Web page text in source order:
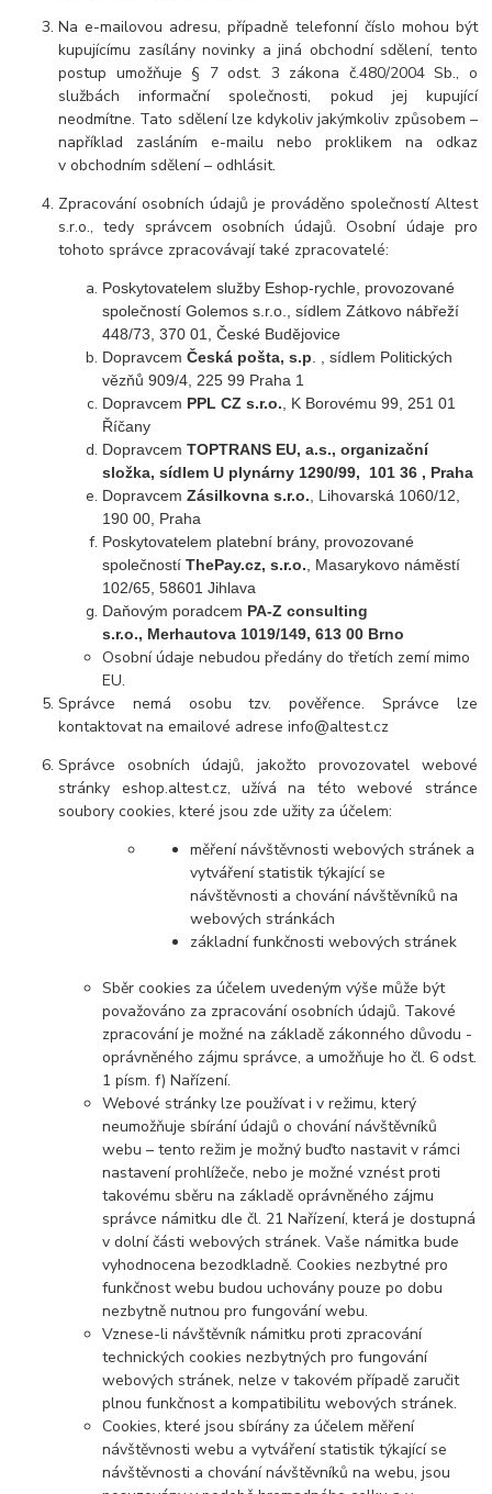
Na e-mailovou adresu, případně telefonní číslo mohou být
kupujícímu zasílány novinky a jiná obchodní sdělení, tento
postup umožňuje § 7 odst. 3 zákona č.480/2004 Sb., o
službách informační společnosti, pokud jej kupující
neodmítne. Tato sdělení lze kdykoliv jakýmkoliv způsobem –
například zasláním e-mailu nebo proklikem na odkaz
v obchodním sdělení – odhlásit.
Zpracování osobních údajů je prováděno společností Altest
s.r.o., tedy správcem osobních údajů. Osobní údaje pro
tohoto správce zpracovávají také zpracovatelé:
Poskytovatelem služby Eshop-rychle, provozované
společností Golemos s.r.o., sídlem Zátkovo nábřeží
448/73, 370 01, České Budějovice
DopravcemČeská pošta, s.p . , sídlem Politických
vězňů 909/4, 225 99 Praha 1
Dopravcem PPL CZ s.r.o. , K Borovému 99 , 251 01
Říčany
DopravcemTOPTRANS EU, a.s., organizační
složka, sídlem U plynárny 1290/99, 101 36 , Praha
DopravcemZásilkovna s.r.o. , Lihovarská 1060/12,
190 00, Praha
Poskytovatelem platební brány, provozované
společnostíThePay.cz, s.r.o. , Masarykovo náměstí
102/65, 58601 Jihlava
Daňovým poradcem PA-Z consulting
s.r.o., Merhautova 1019/149, 613 00 Brno
Osobní údaje nebudou předány do třetích zemí mimo
EU.
Správce nemá osobu tzv. pověřence. Správce lze
kontaktovat na emailové adrese info@altest.cz
Správce osobních údajů, jakožto provozovatel webové
stránky eshop.altest.cz, užívá na této webové stránce
soubory cookies, které jsou zde užity za účelem:
měření návštěvnosti webových stránek a
vytváření statistik týkající se
návštěvnosti a chování návštěvníků na
webových stránkách
základní funkčnosti webových stránek
Sběr cookies za účelem uvedeným výše může být
považováno za zpracování osobních údajů. Takové
zpracování je možné na základě zákonného důvodu -
oprávněného zájmu správce, a umožňuje ho čl. 6 odst.
1 písm. f) Nařízení.
Webové stránky lze používat i v režimu, který
neumožňuje sbírání údajů o chování návštěvníků
webu – tento režim je možný buďto nastavit v rámci
nastavení prohlížeče,nebo je možné vznést proti
takovému sběru na základě oprávněného zájmu
správce námitku dle čl. 21 Nařízení, která je dostupná
v dolní části webových stránek. Vaše námitka bude
vyhodnocena bezodkladně. Cookies nezbytné pro
funkčnost webu budou uchovány pouze po dobu
nezbytně nutnou pro fungování webu.
Vznese-li návštěvník námitku proti zpracování
technických cookies nezbytných pro fungování
webových stránek, nelze v takovém případě zaručit
plnou funkčnost a kompatibilitu webových stránek.
Cookies, které jsou sbírány za účelem měření
návštěvnosti webu a vytváření statistik týkající se
návštěvnosti a chování návštěvníků na webu, jsou